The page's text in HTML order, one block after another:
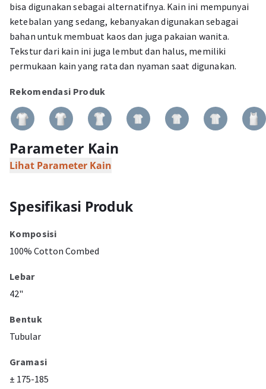
bisa digunakan sebagai alternatifnya. Kain ini mempunyai
ketebalan yang sedang, kebanyakan digunakan sebagai
bahan untuk membuat kaos dan juga pakaian wanita.
Tekstur dari kain ini juga lembut dan halus, memiliki
permukaan kain yang rata dan nyaman saat digunakan.
Rekomendasi Produk
Parameter Kain
Lihat Parameter Kain
Spesifikasi Produk
Komposisi
100% Cotton Combed
Lebar
42"
Bentuk
Tubular
Gramasi
± 175-185